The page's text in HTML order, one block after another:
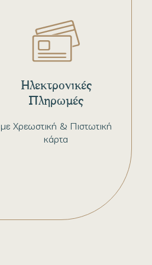
με Χρεωστική & Πιστωτική
κάρτα
Ηλεκτρονικές
Πληρωμές